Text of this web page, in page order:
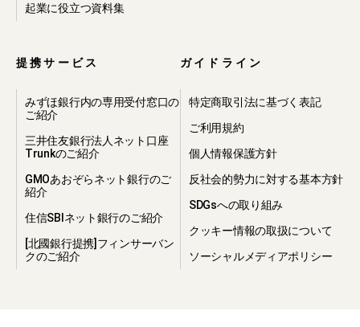
・本プライバシーポリシーに違反した
断りするために必要が生じた場合、当
・個人情報に関する守秘義務、再提供
禁止及び事故時の責任分担等の契約を
締結し、個人情報に関して当社と同等
の取り扱いが担保されている第三者へ
と
4.個人情報の第
三者への提供
起業に役立つ資料集
提携サービス
みずほ銀行内の専用受付窓口の
ご紹介
三井住友銀行法人ネット口座
Trunkのご紹介
GMOあおぞらネット銀行のご
紹介
住信SBIネット銀行のご紹介
[北國銀行提携]フィンサーバン
クのご紹介
ガイドライン
特定商取引法に基づく表記
ご利用規約
個人情報保護方針
反社会的勢力に対する基本方針
SDGsへの取り組み
クッキー情報の取扱について
ソーシャルメディアポリシー